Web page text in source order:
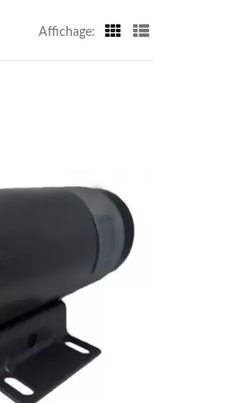
Affichage: